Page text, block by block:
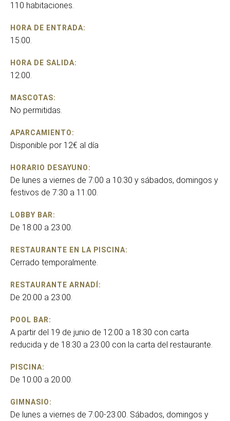
110 habitaciones.
HORA DE ENTRADA:
15:00.
HORA DE SALIDA:
12:00.
MASCOTAS:
No permitidas.
APARCAMIENTO:
Disponible por 12€ al día
HORARIO DESAYUNO:
De lunes a viernes de 7:00 a 10:30 y sábados, domingos y
festivos de 7:30 a 11:00.
LOBBY BAR:
De 18:00 a 23:00.
RESTAURANTE EN LA PISCINA:
Cerrado temporalmente.
RESTAURANTE ARNADÍ:
De 20:00 a 23:00.
POOL BAR:
A partir del 19 de junio de 12:00 a 18:30 con carta
reducida y de 18:30 a 23:00 con la carta del restaurante.
PISCINA:
De 10:00 a 20:00.
GIMNASIO:
De lunes a viernes de 7:00-23:00. Sábados, domingos y